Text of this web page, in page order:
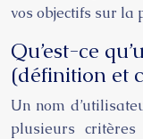
vos objectifs sur la
Qu’est-ce
(définition et
Un nom
plusieurs